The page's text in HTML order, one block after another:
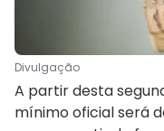
Divulgação
A partir desta
mínimo oficial será